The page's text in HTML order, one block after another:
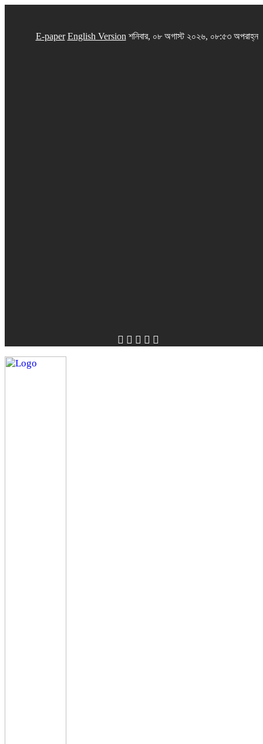
E-paper English Version শনিবার, ০৮ অগাস্ট ২০২৬, ০৮:৫৩ অপরাহ্ন